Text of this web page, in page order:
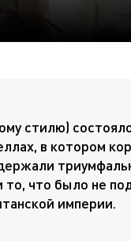
стилю)
в котором
то, что было не
империи.